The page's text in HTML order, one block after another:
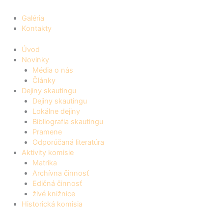
Galéria
Kontakty
Úvod
Novinky
Média o nás
Články
Dejiny skautingu
Dejiny skautingu
Lokálne dejiny
Bibliografia skautingu
Pramene
Odporúčaná literatúra
Aktivity komisie
Matrika
Archívna činnosť
Edičná činnosť
živé knižnice
Historická komisia